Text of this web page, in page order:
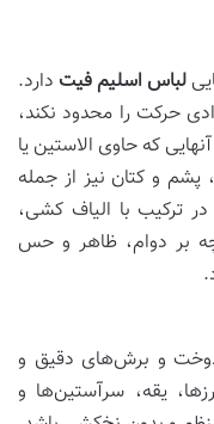
لباس اسلیم فیت دارد.
حرکت را محدود نکند،
که حاوی الاستین یا
پشم و کتان نیز از جمله
ترکیب با الیاف کشی،
بر دوام، ظاهر و حس
و برش‌های دقیق و
یقه، سرآستین‌ها و